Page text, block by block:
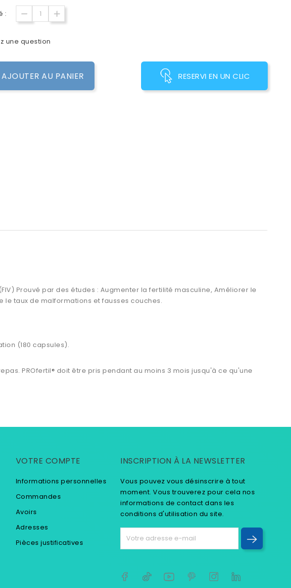
:
une question
AJOUTER AU PANIER RESERVI EN UN CLIC
Prouvé par des études : Augmenter la fertilité masculine, Améliorer le
taux de malformations et fausses couches.
(180 capsules).
PROfertil® doit être pris pendant au moins 3 mois jusqu'à ce qu'une
VOTRE COMPTE
Informations personnelles
Commandes
Avoirs
Adresses
Pièces justificatives
INSCRIPTION À LA NEWSLETTER
Vous pouvez vous désinscrire à tout
moment. Vous trouverez pour cela nos
informations de contact dans les
conditions d'utilisation du site.